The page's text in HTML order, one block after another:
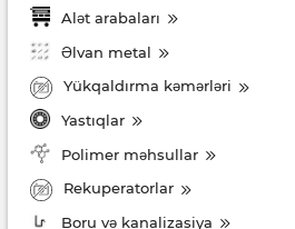
Alət arabaları
Əlvan metal
Yükqaldırma kəmərləri
Yastıqlar
Polimer məhsullar
Rekuperatorlar
Boru və kanalizasiya